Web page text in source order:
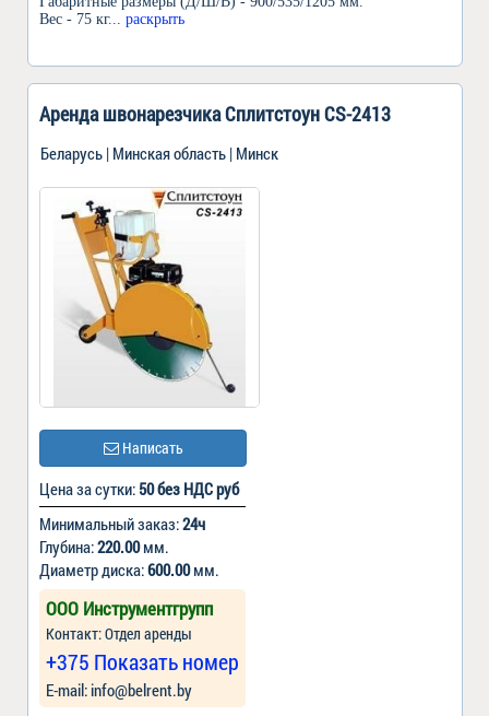
Вес - 75 кг... раскрыть
Аренда швонарезчика Сплитстоун CS-2413
Беларусь | Минская область | Минск
Написать
Цена за сутки: 50 без НДС руб
Минимальный заказ:24ч
Глубина:220.00мм.
Диаметр диска:600.00мм.
ООО Инструментгрупп
Контакт: Отдел аренды
+375 Показать номер
Е-mail: info@belrent.by